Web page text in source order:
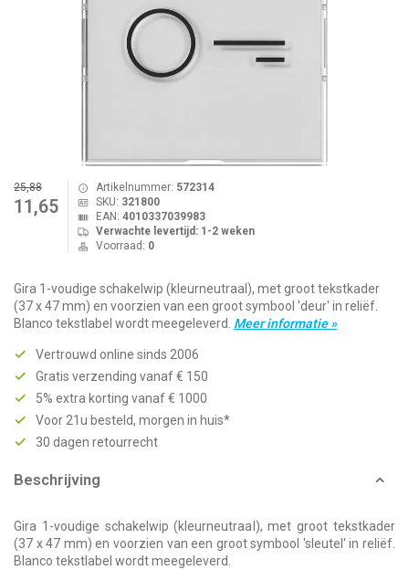
25,88
11,65
Artikelnummer: 572314
SKU: 321800
EAN: 4010337039983
Verwachte levertijd: 1-2 weken
Voorraad: 0
Gira 1-voudige schakelwip (kleurneutraal), met groot tekstkader
(37 x 47 mm) en voorzien van een groot symbool 'deur' in reliëf.
Blanco tekstlabel wordt meegeleverd. Meer informatie »
Vertrouwd online sinds 2006
Gratis verzending vanaf € 150
5% extra korting vanaf € 1000
Voor 21u besteld, morgen in huis*
30 dagen retourrecht
Beschrijving
Gira 1-voudige schakelwip (kleurneutraal), met groot tekstkader
(37 x 47 mm) en voorzien van een groot symbool 'sleutel' in reliëf.
Blanco tekstlabel wordt meegeleverd.